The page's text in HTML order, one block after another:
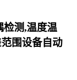
检测,温度温
围设备自动